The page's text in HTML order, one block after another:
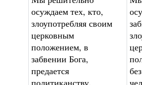
осуждаем тех, кто,
злоупотребляя своим
церковным
положением, в
забвении Бога,
предается